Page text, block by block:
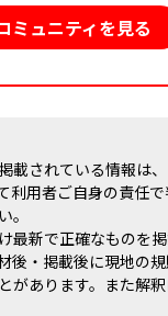
ミュニティを見る
載されている情報は
利用者ご自身の責任
。
最新で正確なものを
後・掲載後に現地の
があります。また解